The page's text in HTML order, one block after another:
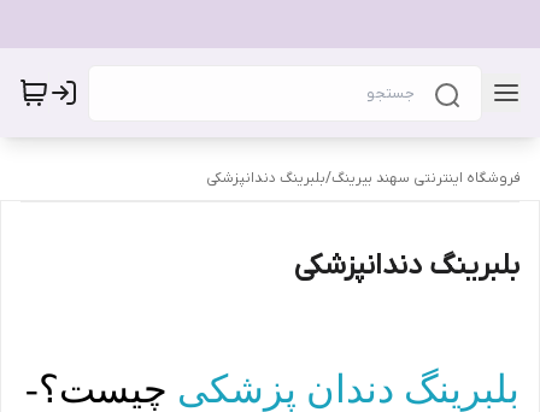
فروشگاه اینترنتی سهند بیرینگ/بلبرینگ دندانپزشکی
بلبرینگ دندانپزشکی
بلبرینگ دندان پزشکی چیست؟‌-‌